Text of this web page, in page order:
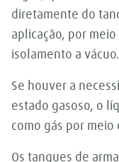
diretamente do
aplicação, por
isolamento a vácuo.
Se houver a
estado gasoso, o
como gás por
Os tanques de